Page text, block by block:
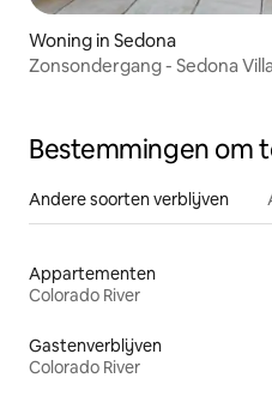
Woning in Sedona
Zonsondergang - Sedona
Bestemmingen om
Andere soorten verblijven
Appartementen
Colorado River
Gastenverblijven
Colorado River